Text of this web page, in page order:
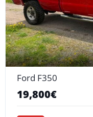
Ford F350
19,800€